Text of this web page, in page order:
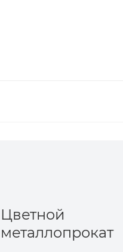
Цветной
металлопрокат